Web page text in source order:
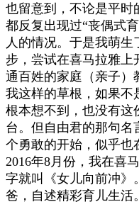
也留意到，不论是平时
都反复出现过“丧偶式
人的情况。于是我萌
步，尝试在喜马拉雅
通百姓的家庭（亲子）
我这样的草根，如果不
根本想不到，也没有这
台。但自由君的那句名
个勇敢的开始，似乎也
2016年8月份，我在喜
字就叫《女儿向前冲》
爸，自述精彩育儿生活。